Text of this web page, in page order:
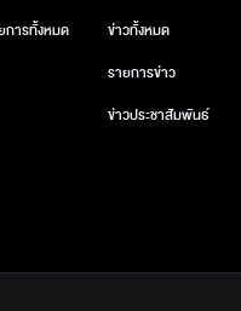
การทั้งหมด
ข่าวทั้งหมด
รายการข่าว
ข่าวประชาสัมพันธ์